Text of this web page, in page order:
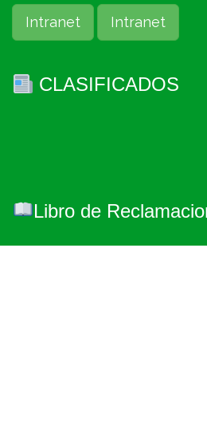
Intranet Intranet
CLASIFICADOS
Libro de